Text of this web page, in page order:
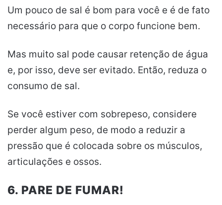
Um pouco de sal é bom para você e é de fato
necessário para que o corpo funcione bem.
Mas muito sal pode causar retenção de água
e, por isso, deve ser evitado. Então, reduza o
consumo de sal.
Se você estiver com sobrepeso, considere
perder algum peso, de modo a reduzir a
pressão que é colocada sobre os músculos,
articulações e ossos.
6. PARE DE FUMAR!